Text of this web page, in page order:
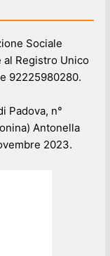
Sociale
al Registro Unico
92225980280.
Padova, n°
Antonella
2023.